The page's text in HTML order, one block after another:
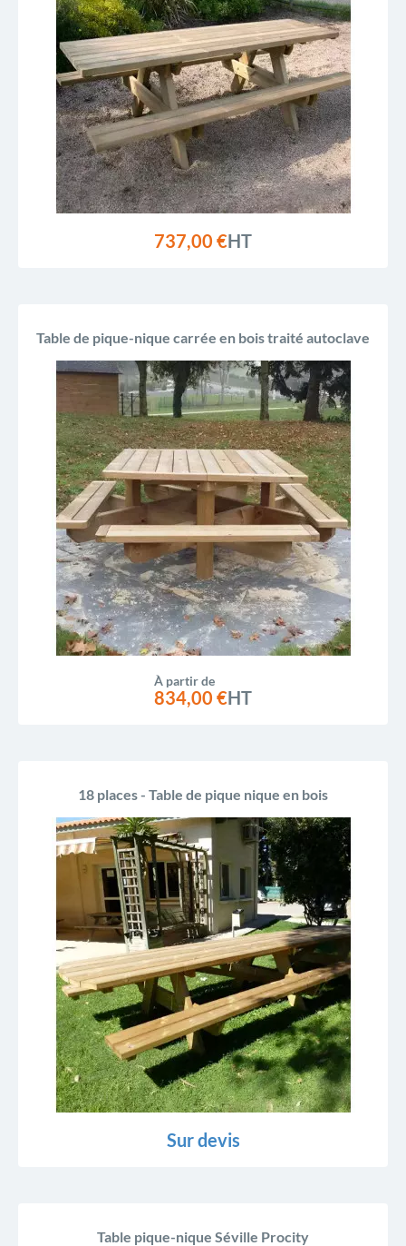
737,00 €HT
Table de pique-nique carrée en bois traité autoclave
À partir de
834,00 €HT
18 places - Table de pique nique en bois
Sur devis
Table pique-nique Séville Procity